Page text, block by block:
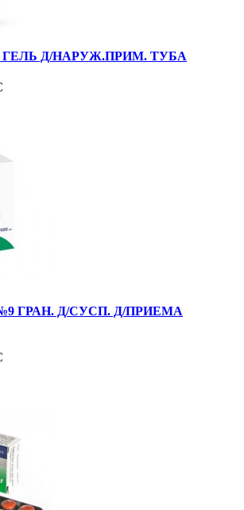
ГЕЛЬ Д/НАРУЖ.ПРИМ. ТУБА
№9 ГРАН. Д/СУСП. Д/ПРИЕМА